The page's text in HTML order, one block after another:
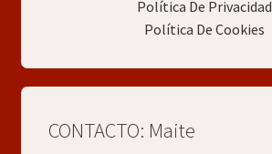
Política De Privacidad
Política De Cookies
CONTACTO: Maite